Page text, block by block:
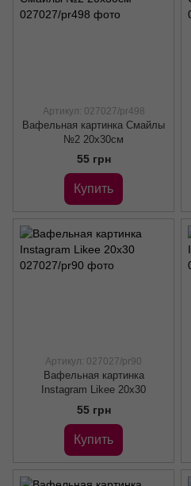
Артикул: 027027/pr498
Вафельная картинка Смайлы
№2 20x30см
55 грн
Купить
Артикул: 027027/pr90
Вафельная картинка
Instagram Likee 20х30
55 грн
Купить